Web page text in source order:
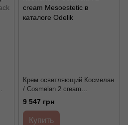
Крем осветляющий Космелан
/ Cosmelan 2 cream
Mesoestetic
9 547 грн
Купить